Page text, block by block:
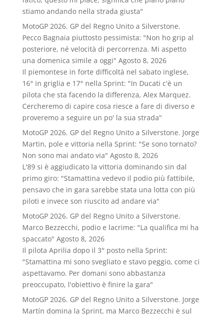
stiamo andando nella strada giusta"
MotoGP 2026. GP del Regno Unito a Silverstone.
Pecco Bagnaia piuttosto pessimista: "Non ho grip al
posteriore, né velocità di percorrenza. Mi aspetto
una domenica simile a oggi" Agosto 8, 2026
Il piemontese in forte difficoltà nel sabato inglese,
16° in griglia e 17° nella Sprint: "In Ducati c'è un
pilota che sta facendo la differenza, Alex Marquez.
Cercheremo di capire cosa riesce a fare di diverso e
proveremo a seguire un po' la sua strada"
MotoGP 2026. GP del Regno Unito a Silverstone. Jorge
Martin, pole e vittoria nella Sprint: "Se sono tornato?
Non sono mai andato via" Agosto 8, 2026
L'89 si è aggiudicato la vittoria dominando sin dal
primo giro: "Stamattina vedevo il podio più fattibile,
pensavo che in gara sarebbe stata una lotta con più
piloti e invece son riuscito ad andare via"
MotoGP 2026. GP del Regno Unito a Silverstone.
Marco Bezzecchi, podio e lacrime: "La qualifica mi ha
spaccato" Agosto 8, 2026
Il pilota Aprilia dopo il 3° posto nella Sprint:
"Stamattina mi sono svegliato e stavo peggio, come ci
aspettavamo. Per domani sono abbastanza
preoccupato, l'obiettivo è finire la gara"
MotoGP 2026. GP del Regno Unito a Silverstone. Jorge
Martín domina la Sprint, ma Marco Bezzecchi è sul